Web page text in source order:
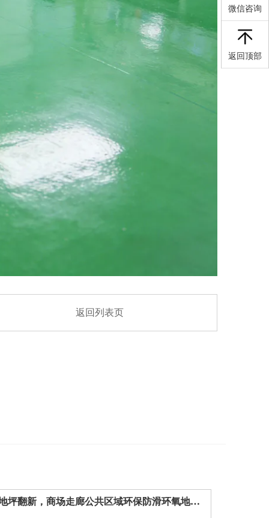
返回列表页
西安学校医院地坪翻新，商场走廊公共区域环保防滑环氧地坪施工方案
微信咨询
返回顶部